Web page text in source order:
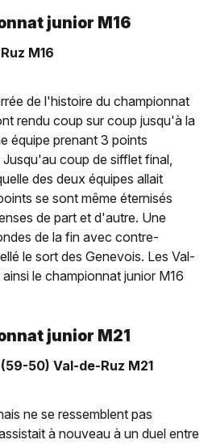
junior M16
M16
de l'histoire du championnat
rendu coup sur coup jusqu'à la
équipe prenant 3 points
coup de sifflet final,
des deux équipes allait
se sont même éternisés
de part et d'autre. Une
de la fin avec contre-
le sort des Genevois. Les Val-
le championnat junior M16
junior M21
50) Val-de-Ruz M21
ne se ressemblent pas
à nouveau à un duel entre